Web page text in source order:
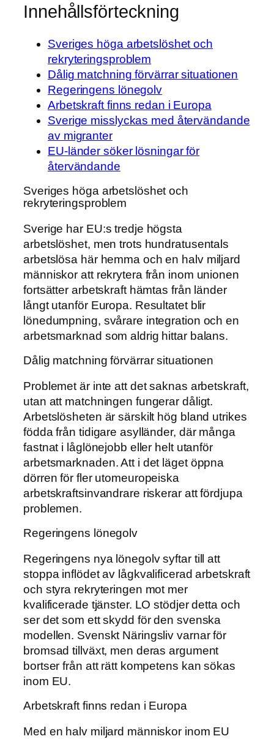
Innehållsförteckning
Sveriges höga arbetslöshet och
rekryteringsproblem
Dålig matchning förvärrar situationen
Regeringens lönegolv
Arbetskraft finns redan i Europa
Sverige misslyckas med återvändande
av migranter
EU-länder söker lösningar för
återvändande
Sveriges höga arbetslöshet och
rekryteringsproblem
Sverige har EU:s tredje högsta
arbetslöshet, men trots hundratusentals
arbetslösa här hemma och en halv miljard
människor att rekrytera från inom unionen
fortsätter arbetskraft hämtas från länder
långt utanför Europa. Resultatet blir
lönedumpning, svårare integration och en
arbetsmarknad som aldrig hittar balans.
Dålig matchning förvärrar situationen
Problemet är inte att det saknas arbetskraft,
utan att matchningen fungerar dåligt.
Arbetslösheten är särskilt hög bland utrikes
födda från tidigare asylländer, där många
fastnat i låglönejobb eller helt utanför
arbetsmarknaden. Att i det läget öppna
dörren för fler utomeuropeiska
arbetskraftsinvandrare riskerar att fördjupa
problemen.
Regeringens lönegolv
Regeringens nya lönegolv syftar till att
stoppa inflödet av lågkvalificerad arbetskraft
och styra rekryteringen mot mer
kvalificerade tjänster. LO stödjer detta och
ser det som ett skydd för den svenska
modellen. Svenskt Näringsliv varnar för
bromsad tillväxt, men deras argument
bortser från att rätt kompetens kan sökas
inom EU.
Arbetskraft finns redan i Europa
Med en halv miljard människor inom EU